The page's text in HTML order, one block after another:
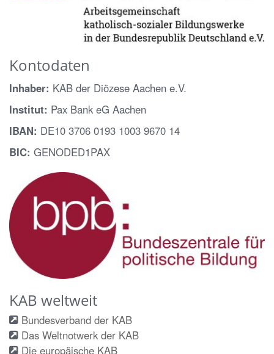
Kontodaten
Inhaber: KAB der Diözese Aachen e.V.
Institut: Pax Bank eG Aachen
IBAN: DE10 3706 0193 1003 9670 14
BIC: GENODED1PAX
KAB weltweit
Bundesverband der KAB
Das Weltnotwerk der KAB
Die europäische KAB